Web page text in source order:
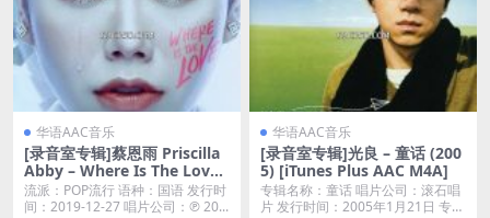
华语AAC音乐
[录音室专辑]蔡恩雨 Priscilla
Abby – Where Is The Love
(2019) [iTunes Plus M4A]
流派：POP流行 语种：国语 发行时
间：2019-12-27 唱片公司：℗ 20...
华语AAC音乐
[录音室专辑]光良 – 童话 (200
5) [iTunes Plus AAC M4A]
专辑名称：童话 唱片公司：滚石唱
片 发行时间：2005年1月21日 专辑